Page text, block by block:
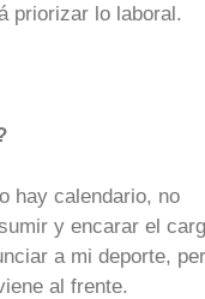
priorizar lo laboral.
hay calendario, no
y encarar el
a mi deporte,
al frente.